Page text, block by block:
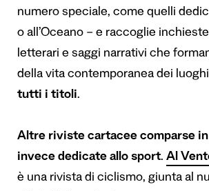
numero speciale, come quelli
o all’Oceano – e raccoglie
letterari e saggi narrativi che
della vita contemporanea dei
tutti i titoli.
Altre riviste cartacee comparse in
invece dedicate allo sport. Al
è una rivista di ciclismo, giunta al